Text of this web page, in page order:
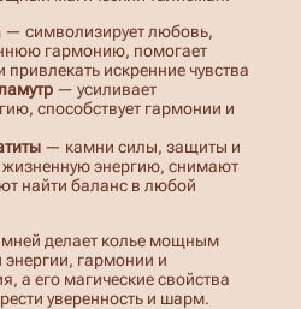
3
6
0
0
,
0
0
— символизирует любовь,
гармонию, помогает
привлекать искренние чувства
— усиливает
способствует гармонии и
— камни силы, защиты и
жизненную энергию, снимают
найти баланс в любой
делает колье мощным
гармонии и
а его магические свойства
уверенность и шарм.